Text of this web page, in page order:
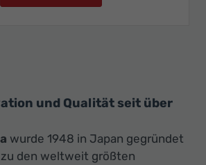
und Qualität seit über
wurde 1948 in Japan gegründet
den weltweit größten